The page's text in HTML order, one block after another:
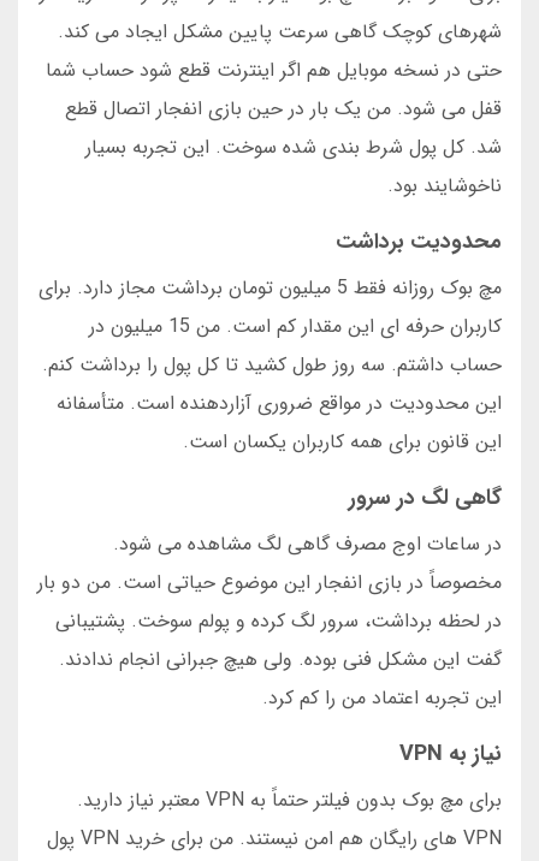
شهرهای کوچک گاهی سرعت پایین مشکل ایجاد می کند.
حتی در نسخه موبایل هم اگر اینترنت قطع شود حساب شما
قفل می شود. من یک بار در حین بازی انفجار اتصال قطع
شد. کل پول شرط بندی شده سوخت. این تجربه بسیار
ناخوشایند بود.
محدودیت برداشت
مچ بوک روزانه فقط 5 میلیون تومان برداشت مجاز دارد. برای
کاربران حرفه ای این مقدار کم است. من 15 میلیون در
حساب داشتم. سه روز طول کشید تا کل پول را برداشت کنم.
این محدودیت در مواقع ضروری آزاردهنده است. متأسفانه
این قانون برای همه کاربران یکسان است.
گاهی لگ در سرور
در ساعات اوج مصرف گاهی لگ مشاهده می شود.
مخصوصاً در بازی انفجار این موضوع حیاتی است. من دو بار
در لحظه برداشت، سرور لگ کرده و پولم سوخت. پشتیبانی
گفت این مشکل فنی بوده. ولی هیچ جبرانی انجام ندادند.
این تجربه اعتماد من را کم کرد.
نیاز به VPN
برای مچ بوک بدون فیلتر حتماً به VPN معتبر نیاز دارید.
VPN های رایگان هم امن نیستند. من برای خرید VPN پول